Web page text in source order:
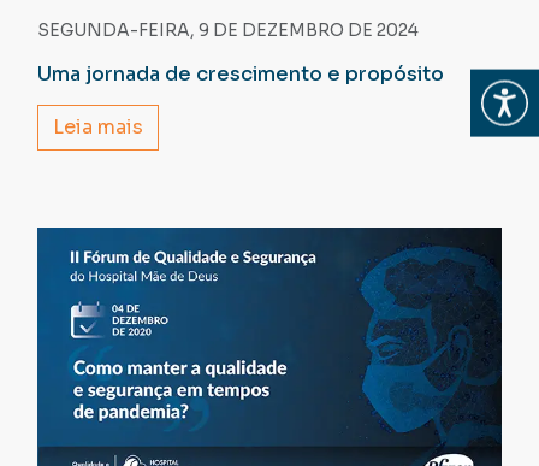
Abrir
SEGUNDA-FEIRA, 9 DE DEZEMBRO DE 2024
Uma jornada de crescimento e propósito
Leia mais